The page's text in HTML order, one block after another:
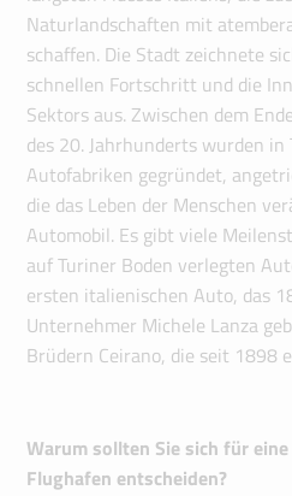
Naturlandschaften mit
schaffen. Die Stadt zeichnete
schnellen Fortschritt und die
Sektors aus. Zwischen dem
des 20. Jahrhunderts wurden
Autofabriken gegründet,
die das Leben der Menschen
Automobil. Es gibt viele
auf Turiner Boden verlegten
ersten italienischen Auto, das
Unternehmer Michele Lanza
Brüdern Ceirano, die seit 1898
Warum sollten Sie sich für
Flughafen entscheiden?